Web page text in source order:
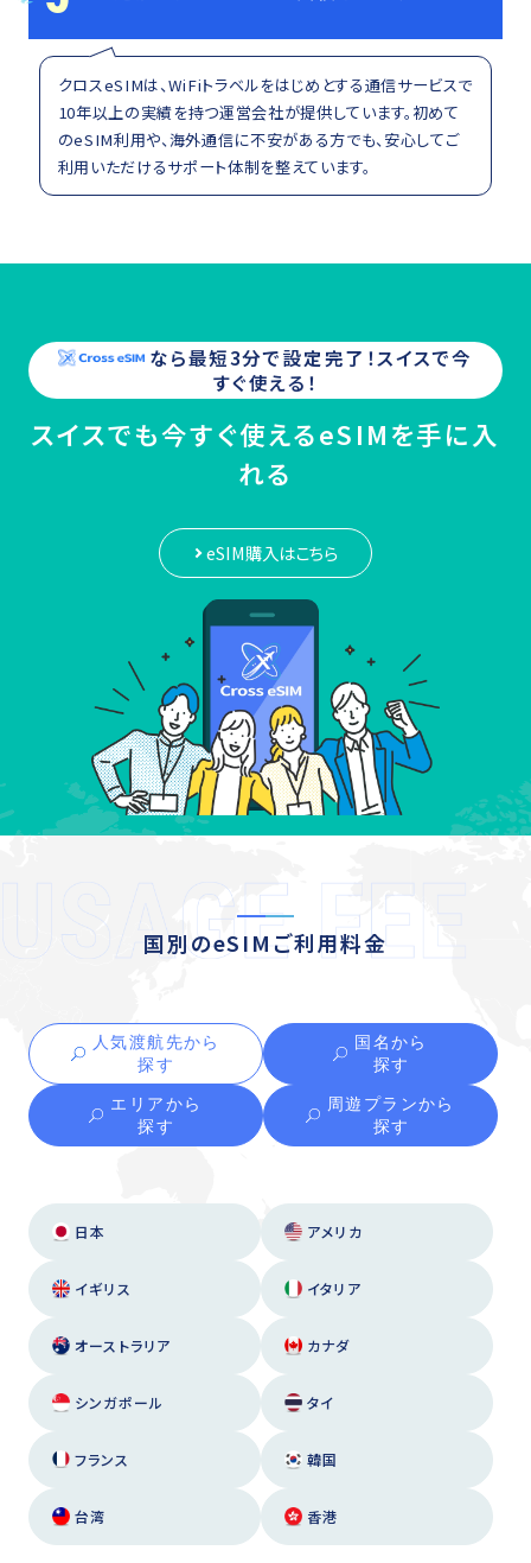
クロスeSIMは、WiFiトラベルをはじめとする通信サービスで
10年以上の実績を持つ運営会社が提供しています。初めて
のeSIM利用や、海外通信に不安がある方でも、安心してご
利用いただけるサポート体制を整えています。
なら最短3分で設定完了！スイスで今
すぐ使える！
スイスでも今すぐ使えるeSIMを手に入
れる
eSIM購入はこちら
国別のeSIMご利用料金
人気渡航先から
探す
国名から
探す
エリアから
探す
周遊プランから
探す
日本 アメリカ
イギリス イタリア
オーストラリア カナダ
シンガポール タイ
フランス 韓国
台湾 香港